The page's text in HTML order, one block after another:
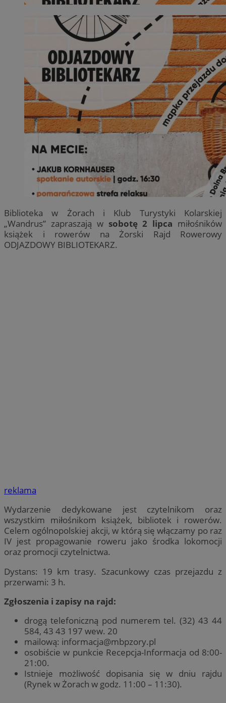
Biblioteka w Żorach i Klub Turystyki Kolarskiej
„Wandrus” zapraszają w sobotę 2 lipca miłośników
książek i rowerów na Żorski Rajd Rowerowy
ODJAZDOWY BIBLIOTEKARZ.
reklama
Wydarzenie dedykowane jest czytelnikom oraz
wszystkim miłośnikom książek, bibliotek i rowerów.
Celem ogólnopolskiej akcji, w którą się włączamy po raz
IV jest propagowanie roweru jako środka lokomocji
oraz promocji czytelnictwa.
Dystans: 19 km trasy. Szacunkowy czas przejazdu z
przerwami: 3 h.
Zgłoszenia i zapisy na rajd:
drogą telefoniczną pod numerem tel. (32) 43 44
584, 43 43 197 wew. 20
mailową: informacja@mbpzory.pl
osobiście w punkcie Recepcja-Informacja od 8:00-
21:00.
Istnieje możliwość dopisania się w dniu rajdu
(Rynek w Żorach w godz. 11:00 – 11:30).